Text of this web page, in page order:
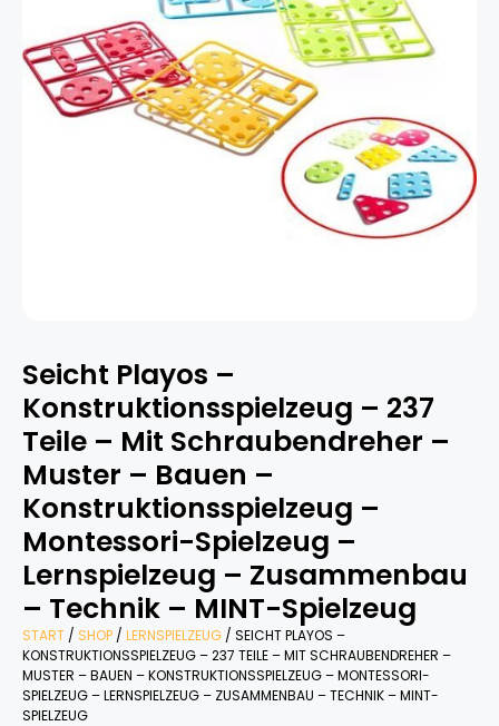
Seicht Playos –
Konstruktionsspielzeug – 237
Teile – Mit Schraubendreher –
Muster – Bauen –
Konstruktionsspielzeug –
Montessori-Spielzeug –
Lernspielzeug – Zusammenbau
– Technik – MINT-Spielzeug
START / SHOP / LERNSPIELZEUG / SEICHT PLAYOS –
KONSTRUKTIONSSPIELZEUG – 237 TEILE – MIT SCHRAUBENDREHER –
MUSTER – BAUEN – KONSTRUKTIONSSPIELZEUG – MONTESSORI-
SPIELZEUG – LERNSPIELZEUG – ZUSAMMENBAU – TECHNIK – MINT-
SPIELZEUG